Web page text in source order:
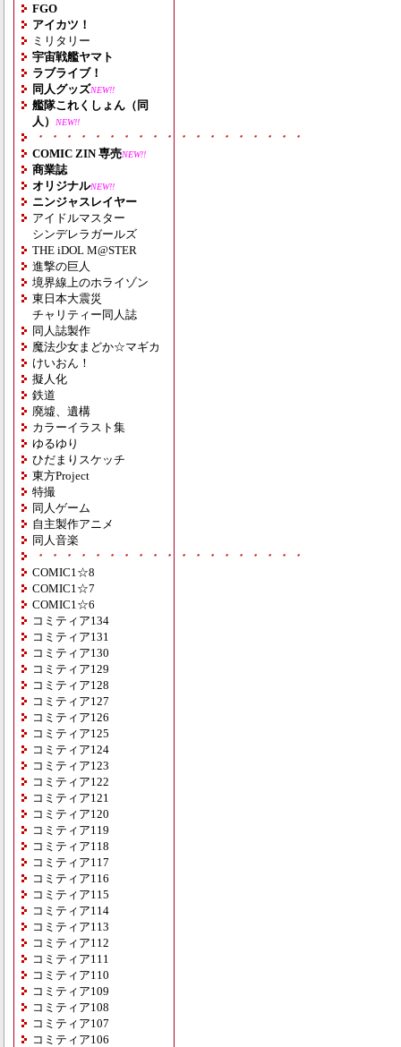
FGO
アイカツ！
ミリタリー
宇宙戦艦ヤマト
ラブライブ！
同人グッズNEW!!
艦隊これくしょん（同
人）
NEW!!
・・・・・・・・・・・・・・・・・・・
COMIC ZIN 専売NEW!!
商業誌
オリジナルNEW!!
ニンジャスレイヤー
アイドルマスター
シンデレラガールズ
THE iDOL M@STER
進撃の巨人
境界線上のホライゾン
東日本大震災
チャリティー同人誌
同人誌製作
魔法少女まどか☆マギカ
けいおん！
擬人化
鉄道
廃墟、遺構
カラーイラスト集
ゆるゆり
ひだまりスケッチ
東方Project
特撮
同人ゲーム
自主製作アニメ
同人音楽
・・・・・・・・・・・・・・・・・・・
COMIC1☆8
COMIC1☆7
COMIC1☆6
コミティア134
コミティア131
コミティア130
コミティア129
コミティア128
コミティア127
コミティア126
コミティア125
コミティア124
コミティア123
コミティア122
コミティア121
コミティア120
コミティア119
コミティア118
コミティア117
コミティア116
コミティア115
コミティア114
コミティア113
コミティア112
コミティア111
コミティア110
コミティア109
コミティア108
コミティア107
コミティア106